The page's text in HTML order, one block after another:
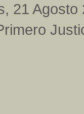
21 Agosto